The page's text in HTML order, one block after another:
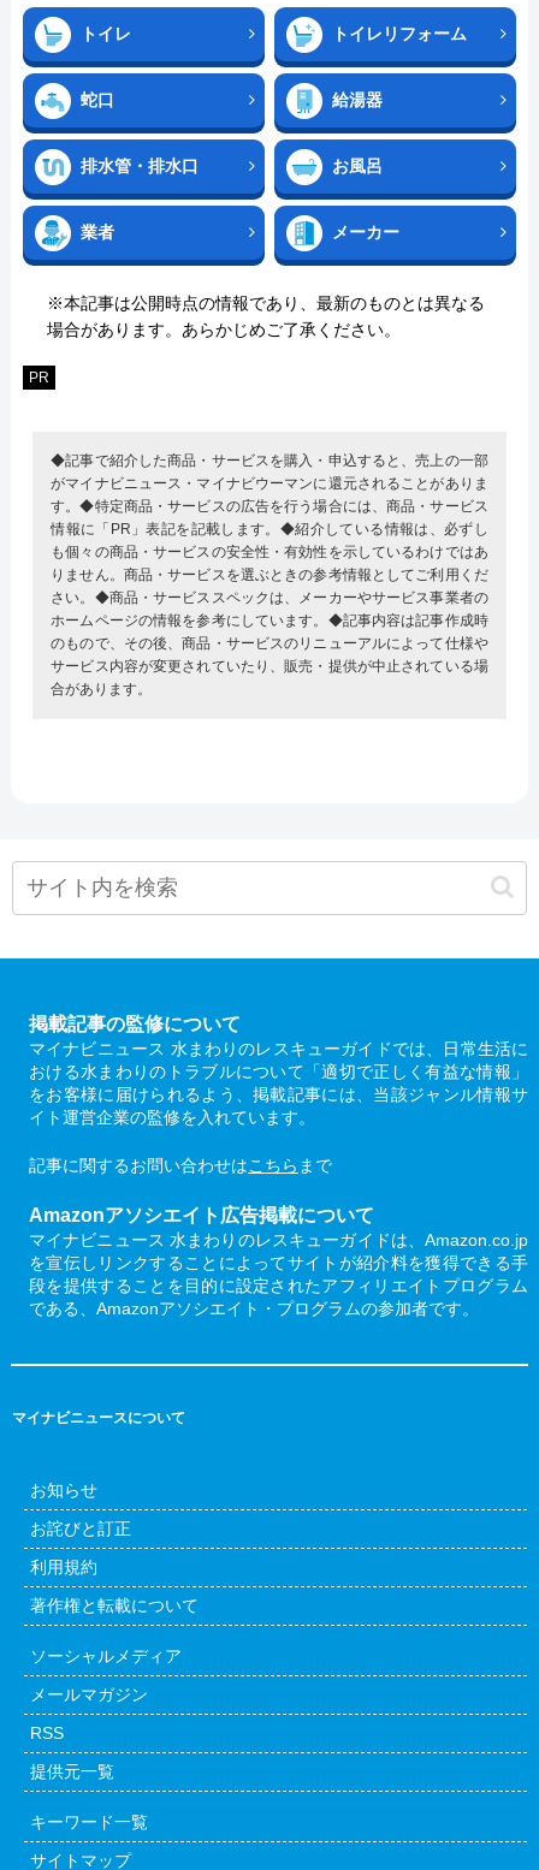
トイレ トイレリフォーム
蛇口 給湯器
排水管・排水口 お風呂
業者 メーカー
※本記事は公開時点の情報であり、最新のものとは異なる
場合があります。あらかじめご了承ください。
PR
◆記事で紹介した商品・サービスを購入・申込すると、売上の一部
がマイナビニュース・マイナビウーマンに還元されることがありま
す。◆特定商品・サービスの広告を行う場合には、商品・サービス
情報に「PR」表記を記載します。◆紹介している情報は、必ずし
も個々の商品・サービスの安全性・有効性を示しているわけではあ
りません。商品・サービスを選ぶときの参考情報としてご利用くだ
さい。◆商品・サービススペックは、メーカーやサービス事業者の
ホームページの情報を参考にしています。◆記事内容は記事作成時
のもので、その後、商品・サービスのリニューアルによって仕様や
サービス内容が変更されていたり、販売・提供が中止されている場
合があります。
掲載記事の監修について
マイナビニュース 水まわりのレスキューガイドでは、日常生活に
おける水まわりのトラブルについて「適切で正しく有益な情報」
をお客様に届けられるよう、掲載記事には、当該ジャンル情報サ
イト運営企業の監修を入れています。
記事に関するお問い合わせはこちら まで
Amazonアソシエイト広告掲載について
マイナビニュース 水まわりのレスキューガイドは、Amazon.co.jp
を宣伝しリンクすることによってサイトが紹介料を獲得できる手
段を提供することを目的に設定されたアフィリエイトプログラム
である、Amazonアソシエイト・プログラムの参加者です。
マイナビニュースについて
お知らせ
お詫びと訂正
利用規約
著作権と転載について
ソーシャルメディア
メールマガジン
RSS
提供元一覧
キーワード一覧
サイトマップ